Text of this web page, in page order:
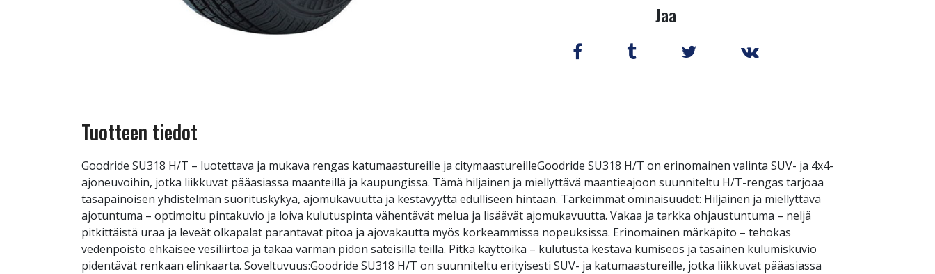
Jaa
Tuotteen tiedot
Goodride SU318 H/T – luotettava ja mukava rengas katumaastureille ja citymaastureilleGoodride SU318 H/T on erinomainen valinta SUV- ja 4x4-
ajoneuvoihin, jotka liikkuvat pääasiassa maanteillä ja kaupungissa. Tämä hiljainen ja miellyttävä maantieajoon suunniteltu H/T-rengas tarjoaa
tasapainoisen yhdistelmän suorituskykyä, ajomukavuutta ja kestävyyttä edulliseen hintaan. Tärkeimmät ominaisuudet: Hiljainen ja miellyttävä
ajotuntuma – optimoitu pintakuvio ja loiva kulutuspinta vähentävät melua ja lisäävät ajomukavuutta. Vakaa ja tarkka ohjaustuntuma – neljä
pitkittäistä uraa ja leveät olkapalat parantavat pitoa ja ajovakautta myös korkeammissa nopeuksissa. Erinomainen märkäpito – tehokas
vedenpoisto ehkäisee vesiliirtoa ja takaa varman pidon sateisilla teillä. Pitkä käyttöikä – kulutusta kestävä kumiseos ja tasainen kulumiskuvio
pidentävät renkaan elinkaarta. Soveltuvuus:Goodride SU318 H/T on suunniteltu erityisesti SUV- ja katumaastureille, jotka liikkuvat pääasiassa